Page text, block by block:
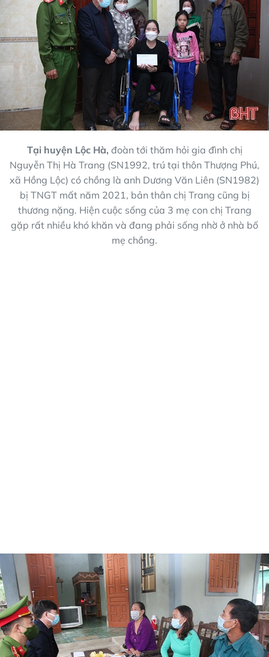
Tại huyện Lộc Hà, đoàn tới thăm hỏi gia đình chị
Nguyễn Thị Hà Trang (SN1992, trú tại thôn Thượng Phú,
xã Hồng Lộc) có chồng là anh Dương Văn Liên (SN1982)
bị TNGT mất năm 2021, bản thân chị Trang cũng bị
thương nặng. Hiện cuộc sống của 3 mẹ con chị Trang
gặp rất nhiều khó khăn và đang phải sống nhờ ở nhà bố
mẹ chồng.